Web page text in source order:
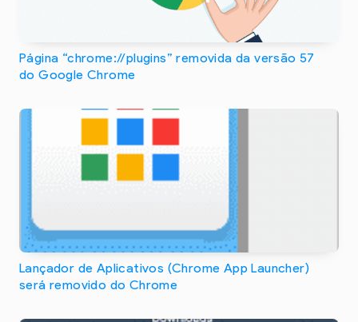
Página “chrome://plugins” removida da versão 57
do Google Chrome
Lançador de Aplicativos (Chrome App Launcher)
será removido do Chrome